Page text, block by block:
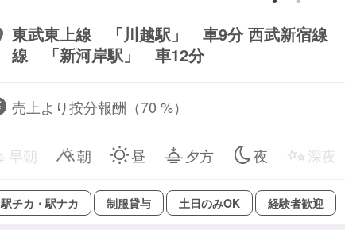
東武東上線 「川越駅」 車9分 西武新宿線
線 「新河岸駅」 車12分
売上より按分報酬（70 %）
早朝 朝 昼 夕方 夜 深夜
駅チカ・駅ナカ 制服貸与 土日のみOK 経験者歓迎